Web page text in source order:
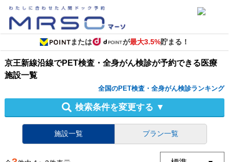
または が最大3.5%貯まる！
京王新線沿線でPET検査・全身がん検診が予約できる医療
施設一覧
全国のPET検査・全身がん検診ランキング
検索条件を変更する ▼
施設一覧 プラン一覧